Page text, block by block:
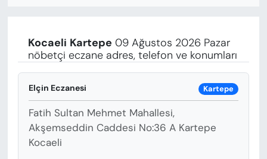
Kocaeli Kartepe 09 Ağustos 2026 Pazar
nöbetçi eczane adres, telefon ve konumları
Elçin Eczanesi Kartepe
Fatih Sultan Mehmet Mahallesi,
Akşemseddin Caddesi No:36 A Kartepe
Kocaeli
EĞİTİM
SAĞLIK
SPOR
Haber Arşivi